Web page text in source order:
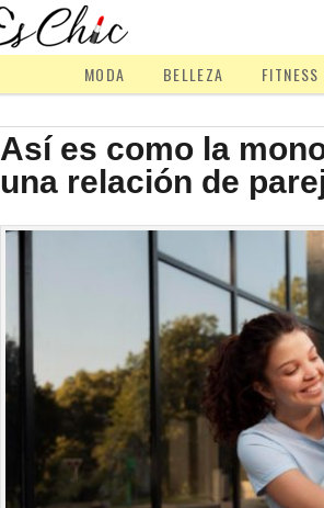
MODA BELLEZA FITNESS
Así es como la
una relación de